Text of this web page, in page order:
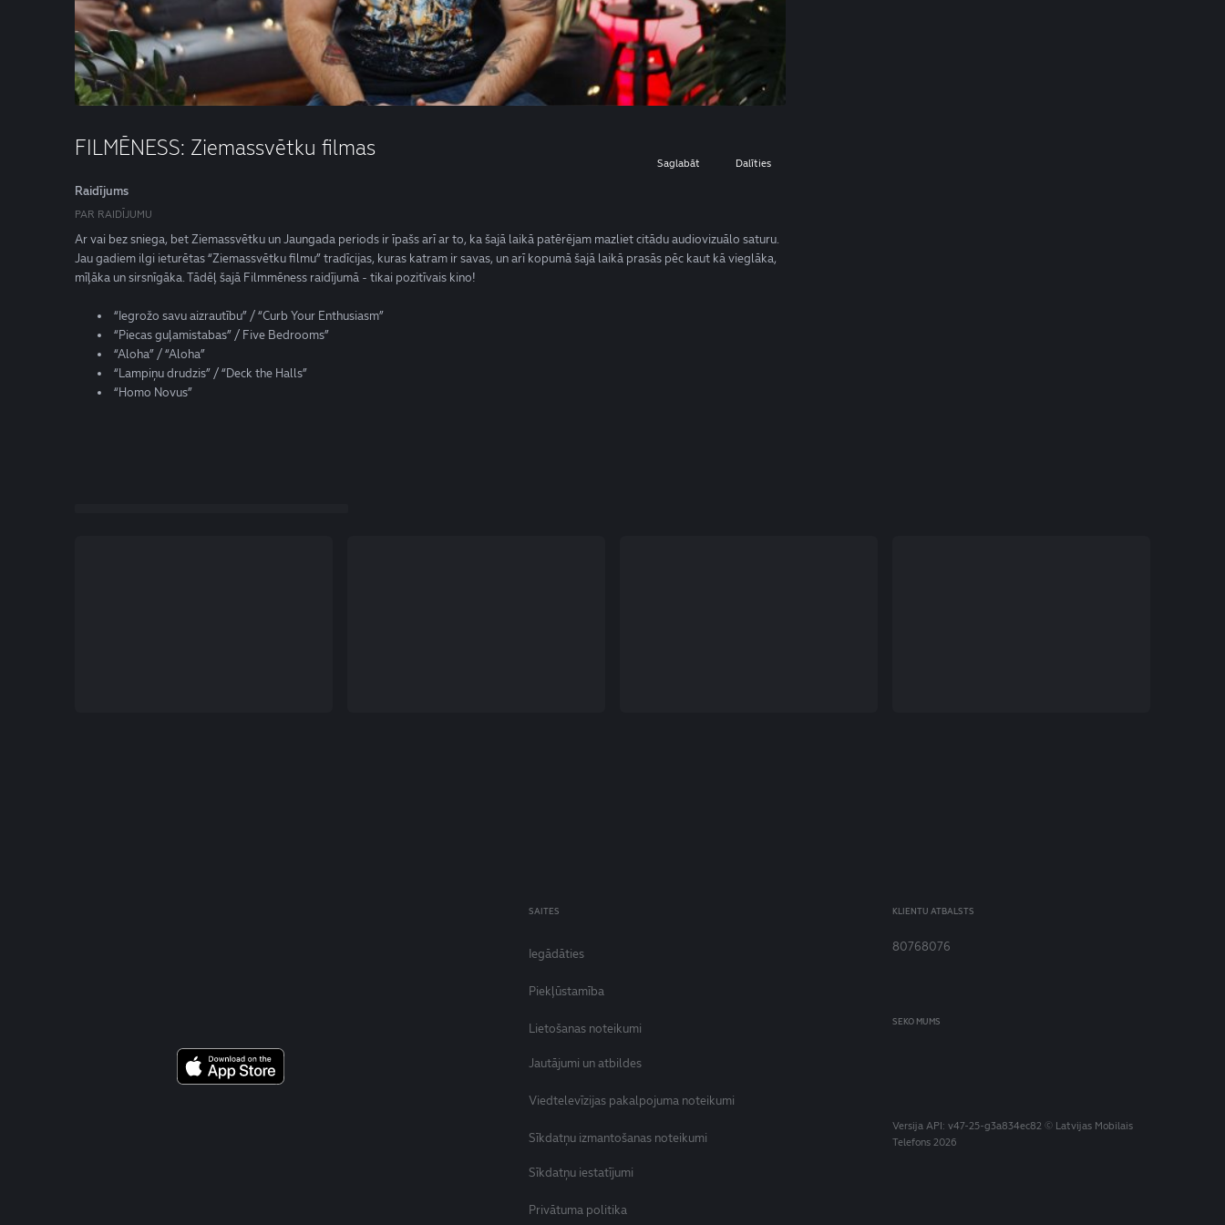
FILMĒNESS: Ziemassvētku filmas
Saglabāt Dalīties
Raidījums
PAR RAIDĪJUMU
Ar vai bez sniega, bet Ziemassvētku un Jaungada periods ir īpašs arī ar to, ka šajā laikā patērējam mazliet citādu audiovizuālo saturu.
Jau gadiem ilgi ieturētas “Ziemassvētku filmu” tradīcijas, kuras katram ir savas, un arī kopumā šajā laikā prasās pēc kaut kā vieglāka,
mīļāka un sirsnīgāka. Tādēļ šajā Filmmēness raidījumā - tikai pozitīvais kino!
“Iegrožo savu aizrautību” / “Curb Your Enthusiasm”
“Piecas guļamistabas” / Five Bedrooms”
“Aloha” / “Aloha”
“Lampiņu drudzis” / “Deck the Halls”
“Homo Novus”
SAITES
Iegādāties
Piekļūstamība
Lietošanas noteikumi
Jautājumi un atbildes
Viedtelevīzijas pakalpojuma noteikumi
Sīkdatņu izmantošanas noteikumi
Sīkdatņu iestatījumi
Privātuma politika
KLIENTU ATBALSTS
80768076
SEKO MUMS
Versija API: v47-25-g3a834ec82© Latvijas Mobilais
Telefons 2026